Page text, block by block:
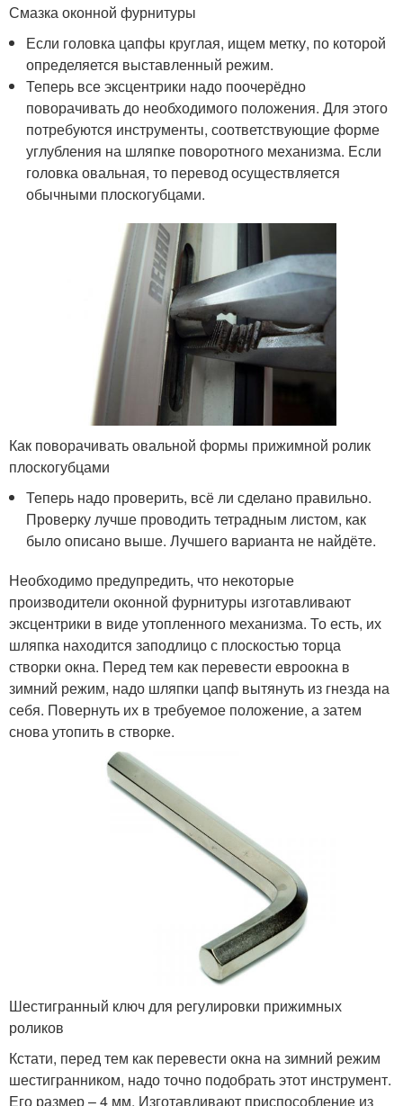
Смазка оконной фурнитуры
Если головка цапфы круглая, ищем метку, по которой
определяется выставленный режим.
Теперь все эксцентрики надо поочерёдно
поворачивать до необходимого положения. Для этого
потребуются инструменты, соответствующие форме
углубления на шляпке поворотного механизма. Если
головка овальная, то перевод осуществляется
обычными плоскогубцами.
Как поворачивать овальной формы прижимной ролик
плоскогубцами
Теперь надо проверить, всё ли сделано правильно.
Проверку лучше проводить тетрадным листом, как
было описано выше. Лучшего варианта не найдёте.
Необходимо предупредить, что некоторые
производители оконной фурнитуры изготавливают
эксцентрики в виде утопленного механизма. То есть, их
шляпка находится заподлицо с плоскостью торца
створки окна. Перед тем как перевести евроокна в
зимний режим, надо шляпки цапф вытянуть из гнезда на
себя. Повернуть их в требуемое положение, а затем
снова утопить в створке.
Шестигранный ключ для регулировки прижимных
роликов
Кстати, перед тем как перевести окна на зимний режим
шестигранником, надо точно подобрать этот инструмент.
Его размер – 4 мм. Изготавливают приспособление из